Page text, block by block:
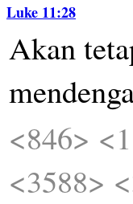
Luke 11:28
Akan
<846>
<3588>